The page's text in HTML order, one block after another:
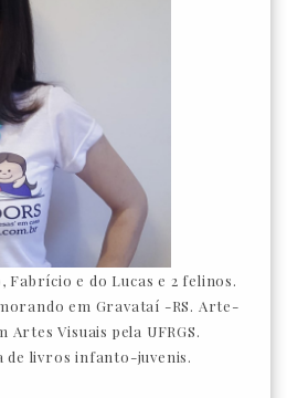
Fabrício e do Lucas e 2 felinos.
em Gravataí -RS. Arte-
Visuais pela UFRGS.
livros infanto-juvenis.